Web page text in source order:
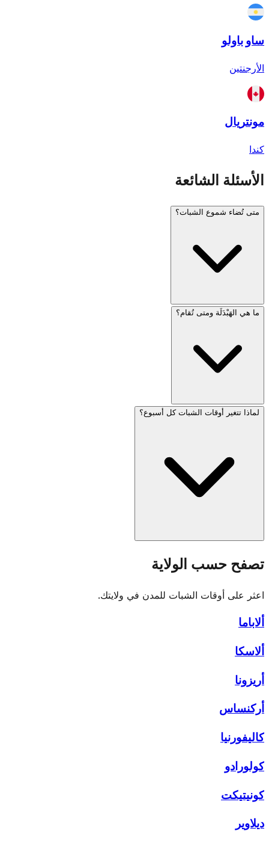
ساو باولو
الأرجنتين
مونتريال
كندا
الأسئلة الشائعة
متى تُضاء شموع الشبات؟
من الغروب. استخدم أداة أوقات الشبات لدينا للعثور على وقت
ما هي الهَبْدَلَة ومتى تُقام؟
الهَبْدَلَة هي المراسم التي تُعلن نهاية الشبات ليلة السبت. تُقام عادةً
بركات على الخمر والبهارات وشمعة مجدولة.
لماذا تتغير أوقات الشبات كل أسبوع؟
تتغير أوقات الشبات أسبوعيًا لأنها تعتمد على غروب الشمس، الذي
يتغير على مدار العام بسبب ميل محور الأرض. في الصيف، يتأخر
الغروب مما يجعل الشبات يبدأ وينتهي لاحقًا. في الشتاء، يحدث
العكس. تختلف الأوقات أيضًا حسب الموقع الجغرافي — المدن
البعيدة عن خط الاستواء تشهد تغيرات موسمية أكبر.
تصفح حسب الولاية
اعثر على أوقات الشبات للمدن في ولايتك.
ألاباما
ألاسكا
أريزونا
أركنساس
كاليفورنيا
كولورادو
كونيتيكت
ديلاوير